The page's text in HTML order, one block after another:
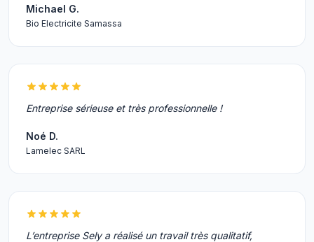
Michael G.
Bio Electricite Samassa
Entreprise sérieuse et très professionnelle !
Noé D.
Lamelec SARL
L’entreprise Sely a réalisé un travail très qualitatif,